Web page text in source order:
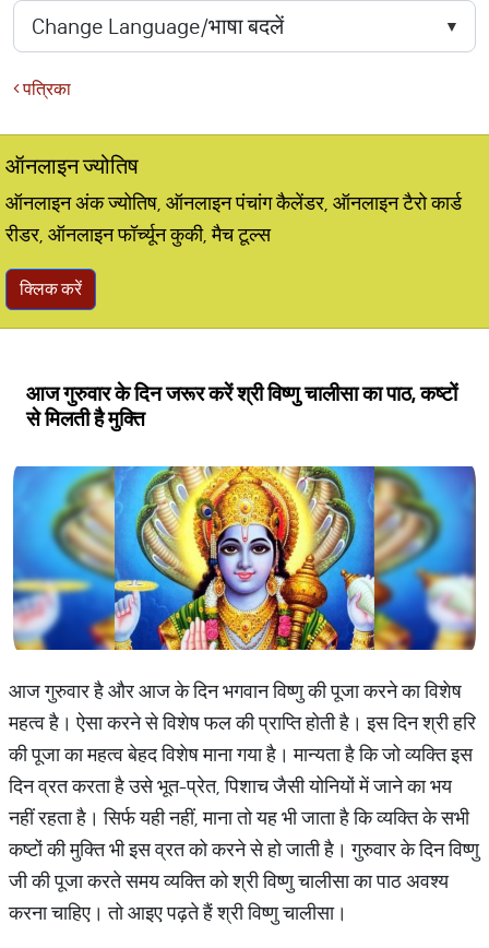
पत्रिका
ऑनलाइन ज्योतिष
ऑनलाइन अंक ज्योतिष, ऑनलाइन पंचांग कैलेंडर, ऑनलाइन टैरो कार्ड
रीडर, ऑनलाइन फॉर्च्यून कुकी, मैच टूल्स
क्लिक करें
आज गुरुवार के दिन जरूर करें श्री विष्णु चालीसा का पाठ, कष्टों
से मिलती है मुक्ति
आज गुरुवार है और आज के दिन भगवान विष्णु की पूजा करने का विशेष
महत्व है। ऐसा करने से विशेष फल की प्राप्ति होती है। इस दिन श्री हरि
की पूजा का महत्व बेहद विशेष माना गया है। मान्यता है कि जो व्यक्ति इस
दिन व्रत करता है उसे भूत-प्रेत, पिशाच जैसी योनियों में जाने का भय
नहीं रहता है। सिर्फ यही नहीं, माना तो यह भी जाता है कि व्यक्ति के सभी
कष्टों की मुक्ति भी इस व्रत को करने से हो जाती है। गुरुवार के दिन विष्णु
जी की पूजा करते समय व्यक्ति को श्री विष्णु चालीसा का पाठ अवश्य
करना चाहिए। तो आइए पढ़ते हैं श्री विष्णु चालीसा।